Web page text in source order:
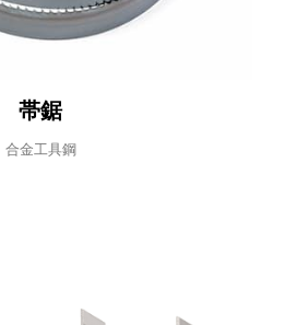
帯鋸
合金工具鋼
北路一段46号（台湾）